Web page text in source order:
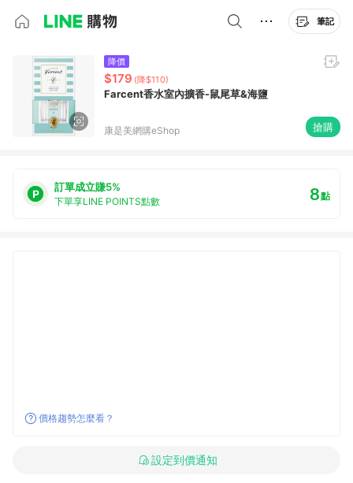
筆記
降價
$179 (降$110)
Farcent香水室內擴香-鼠尾草&海鹽
康是美網購eShop 搶購
訂單成立賺5%
下單享LINE POINTS點數 8點
價格趨勢怎麼看？
設定到價通知